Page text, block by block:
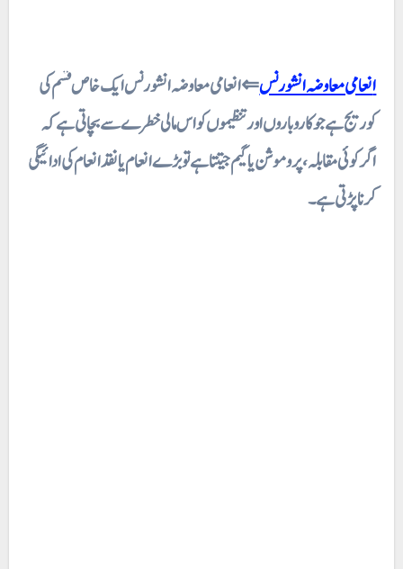
انعامی معاوضہ انشورنس⇐ انعامی معاوضہ انشورنس ایک خاص قسم کی
کوریج ہے جو کاروباروں اور تنظیموں کو اس مالی خطرے سے بچاتی ہے کہ
اگر کوئی مقابلہ، پروموشن یا گیم جیتتا ہے تو بڑے انعام یا نقد انعام کی ادائیگی
کرنا پڑتی ہے۔